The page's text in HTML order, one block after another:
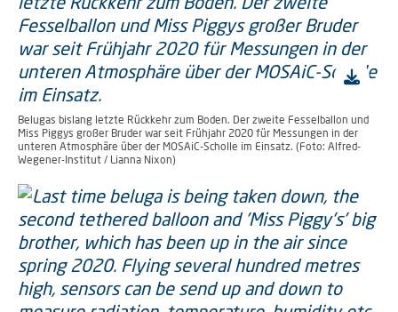
Belugas bislang letzte Rückkehr zum Boden. Der zweite Fesselballon und
Miss Piggys großer Bruder war seit Frühjahr 2020 für Messungen in der
unteren Atmosphäre über der MOSAiC-Scholle im Einsatz. (Foto: Alfred-
Wegener-Institut / Lianna Nixon)